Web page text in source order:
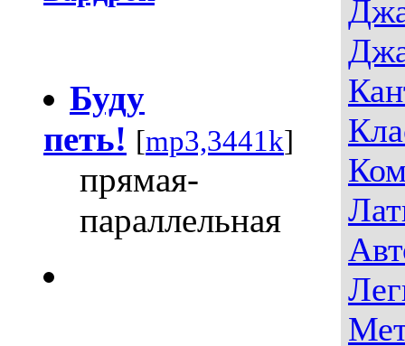
Буду
петь! [mp3,3441k]
прямая-
параллельная